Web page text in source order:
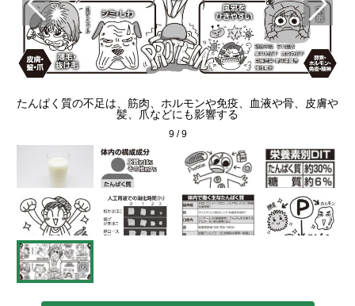
たんぱく質の不足は、筋肉、ホルモンや免疫、血液や骨、皮膚や
髪、爪などにも影響する
9/9